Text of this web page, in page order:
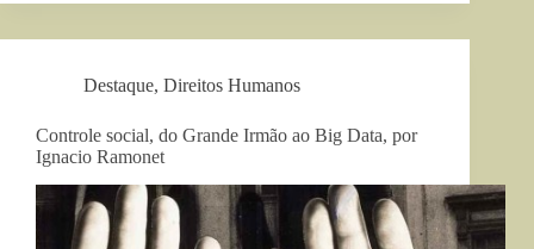
Destaque, Direitos Humanos
Controle social, do Grande Irmão ao Big Data, por
Ignacio Ramonet